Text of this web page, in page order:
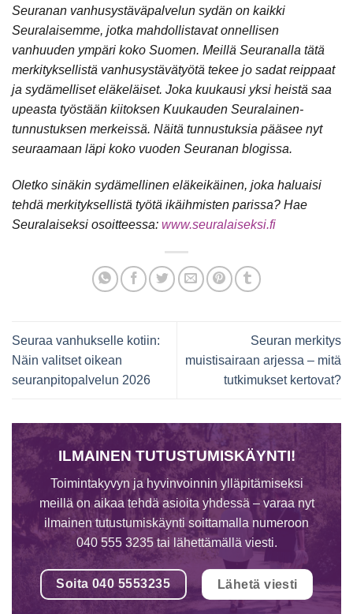
Seuranan vanhusystäväpalvelun sydän on kaikki
Seuralaisemme, jotka mahdollistavat onnellisen
vanhuuden ympäri koko Suomen. Meillä Seuranalla tätä
merkityksellistä vanhusystävätyötä tekee jo sadat reippaat
ja sydämelliset eläkeläiset. Joka kuukausi yksi heistä saa
upeasta työstään kiitoksen Kuukauden Seuralainen-
tunnustuksen merkeissä. Näitä tunnustuksia pääsee nyt
seuraamaan läpi koko vuoden Seuranan blogissa.
Oletko sinäkin sydämellinen eläkeikäinen, joka haluaisi
tehdä merkityksellistä työtä ikäihmisten parissa? Hae
Seuralaiseksi osoitteessa: www.seuralaiseksi.fi
Seuraa vanhukselle kotiin:
Näin valitset oikean
seuranpitopalvelun 2026
Seuran merkitys
muistisairaan arjessa – mitä
tutkimukset kertovat?
ILMAINEN TUTUSTUMISKÄYNTI!
Toimintakyvyn ja hyvinvoinnin ylläpitämiseksi
meillä on aikaa tehdä asioita yhdessä – varaa nyt
ilmainen tutustumiskäynti soittamalla numeroon
040 555 3235 tai lähettämällä viesti.
Soita 040 5553235 Lähetä viesti